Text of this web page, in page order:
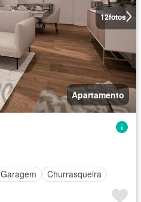
12fotos
Apartamento
Garagem Churrasqueira